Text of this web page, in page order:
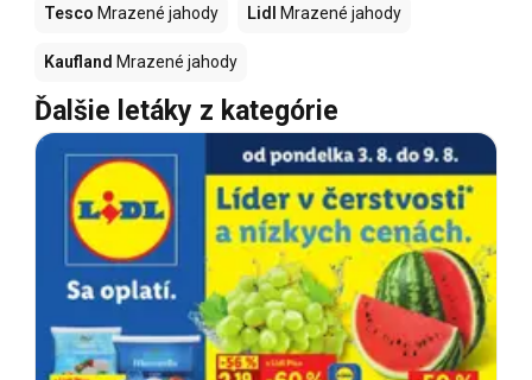
Tesco Mrazené jahody Lidl Mrazené jahody
Kaufland Mrazené jahody
Ďalšie letáky z kategórie